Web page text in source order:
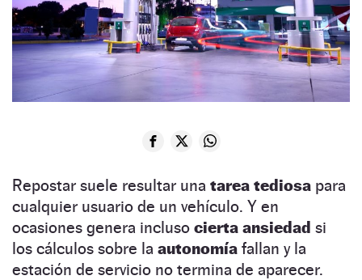
Repostar suele resultar una tarea tediosa para
cualquier usuario de un vehículo. Y en
ocasiones genera incluso cierta ansiedad si
los cálculos sobre la autonomía fallan y la
estación de servicio no termina de aparecer.